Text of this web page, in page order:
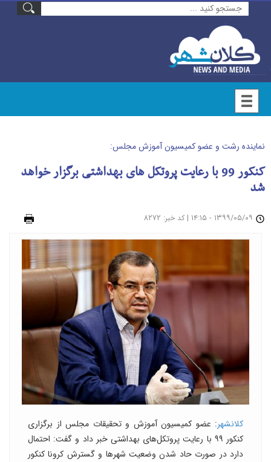
نماینده رشت و عضو کمیسیون آموزش مجلس:
کنکور 99 با رعایت پروتکل های بهداشتی برگزار خواهد
شد
| کد خبر: ۸۲۷۲
کلانشهر: عضو کمیسیون آموزش و تحقیقات مجلس از برگزاری
کنکور ۹۹ با رعایت پروتکل‌های بهداشتی خبر داد و گفت: احتمال
دارد در صورت حاد شدن وضعیت شهرها و گسترش کرونا کنکور